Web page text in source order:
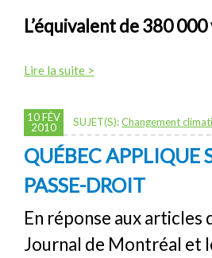
L’équivalent de 380
Lire la suite >
10 FÉV
2010
SUJET(S):Changement
QUÉBEC APPLIQUE
PASSE-DROIT
En réponse aux articles
Journal de Montréal et